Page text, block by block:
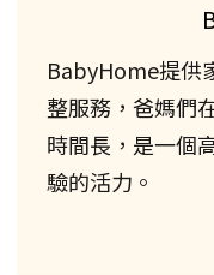
BabyHome提供
整服務，爸媽們
時間長，是一個
驗的活力。